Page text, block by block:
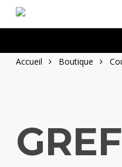
content
Accueil Boutique